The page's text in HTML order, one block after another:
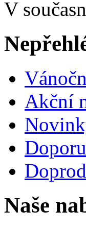
V
Akční
Naše